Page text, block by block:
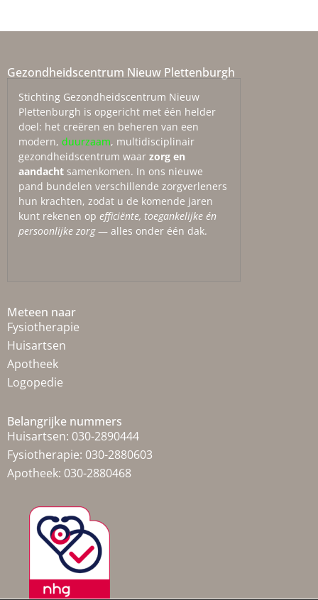
Gezondheidscentrum Nieuw Plettenburgh
Stichting Gezondheidscentrum Nieuw
Plettenburgh is opgericht met één helder
doel: het creëren en beheren van een
modern, duurzaam, multidisciplinair
gezondheidscentrum waar zorg en
aandacht samenkomen. In ons nieuwe
pand bundelen verschillende zorgverleners
hun krachten, zodat u de komende jaren
kunt rekenen op efficiënte, toegankelijke én
persoonlijke zorg— alles onder één dak.
Meteen naar
Fysiotherapie
Huisartsen
Apotheek
Logopedie
Belangrijke nummers
Huisartsen: 030-2890444
Fysiotherapie: 030-2880603
Apotheek: 030-2880468